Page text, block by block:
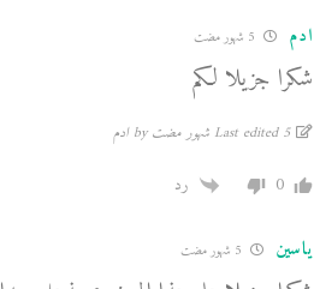
ادم
شكرا جزيلا لكم
Last edited 5 شهور مضت by ادم
0 رد
ياسين